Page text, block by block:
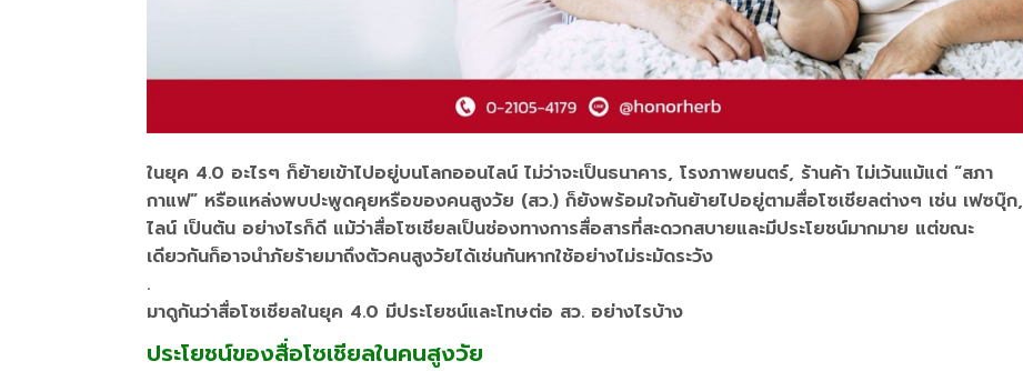
ในยุค 4.0 อะไรๆ ก็ย้ายเข้าไปอยู่บนโลกออนไลน์ ไม่ว่าจะเป็นธนาคาร, โรงภาพยนตร์, ร้านค้า ไม่เว้นแม้แต่ “สภา
กาแฟ” หรือแหล่งพบปะพูดคุยหรือของคนสูงวัย (สว.) ก็ยังพร้อมใจกันย้ายไปอยู่ตามสื่อโซเชียลต่างๆ เช่น เฟซบุ๊ก,
ไลน์ เป็นต้น อย่างไรก็ดี แม้ว่าสื่อโซเชียลเป็นช่องทางการสื่อสารที่สะดวกสบายและมีประโยชน์มากมาย แต่ขณะ
เดียวกันก็อาจนำภัยร้ายมาถึงตัวคนสูงวัยได้เช่นกันหากใช้อย่างไม่ระมัดระวัง
.
มาดูกันว่าสื่อโซเชียลในยุค 4.0 มีประโยชน์และโทษต่อ สว. อย่างไรบ้าง
ประโยชน์ของสื่อโซเชียลในคนสูงวัย